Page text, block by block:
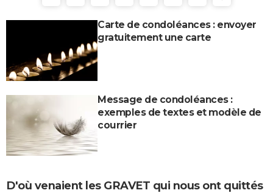
Carte de condoléances : envoyer
gratuitement une carte
Message de condoléances :
exemples de textes et modèle de
courrier
D'où venaient les GRAVET qui nous ont quittés